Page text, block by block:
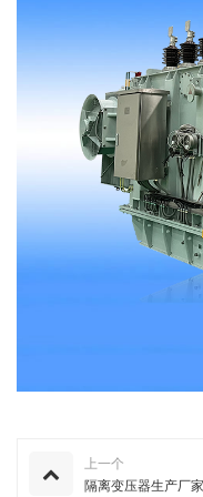
上一个
隔离变压器生产厂家